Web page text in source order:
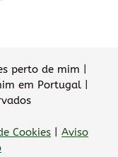
perto de mim |
em Portugal |
Cookies
Aviso